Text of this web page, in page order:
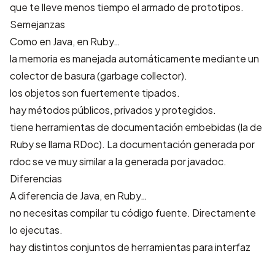
que te lleve menos tiempo el armado de prototipos.
Semejanzas
Como en Java, en Ruby…
la memoria es manejada automáticamente mediante un
colector de basura (garbage collector).
los objetos son fuertemente tipados.
hay métodos públicos, privados y protegidos.
tiene herramientas de documentación embebidas (la de
Ruby se llama RDoc). La documentación generada por
rdoc se ve muy similar a la generada por javadoc.
Diferencias
A diferencia de Java, en Ruby…
no necesitas compilar tu código fuente. Directamente
lo ejecutas.
hay distintos conjuntos de herramientas para interfaz